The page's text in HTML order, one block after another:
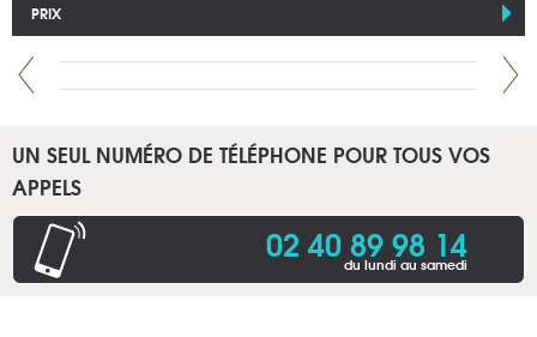
PRIX
UN SEUL NUMÉRO DE TÉLÉPHONE POUR TOUS VOS
APPELS
02 40 89 98 14
du lundi au samedi